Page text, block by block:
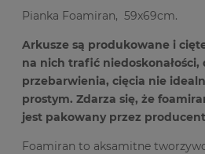
Pianka Foamiran, 59x69cm.
Arkusze są produkowane i
na nich trafić
przebarwienia, cięcia nie
prostym. Zdarza się, że
jest pakowany przez
Foamiran to aksamitne